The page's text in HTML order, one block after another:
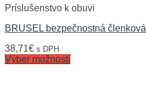
Príslušenstvo k obuvi
BRUSEL bezpečnostná členková
38,71€ s DPH
Výber možností